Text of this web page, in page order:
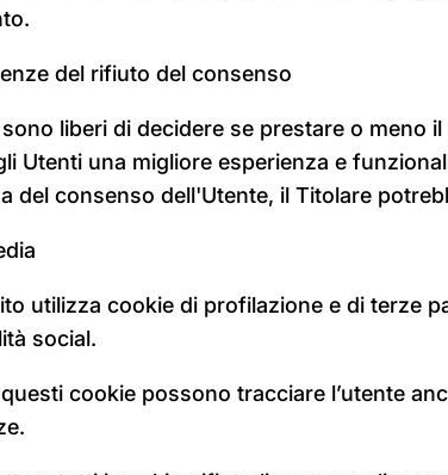
del rifiuto del consenso
liberi di decidere se prestare o meno
Utenti una migliore esperienza e
del consenso dell'Utente, il Titolare
utilizza cookie di profilazione e di terze
social.
cookie possono tracciare l’utente